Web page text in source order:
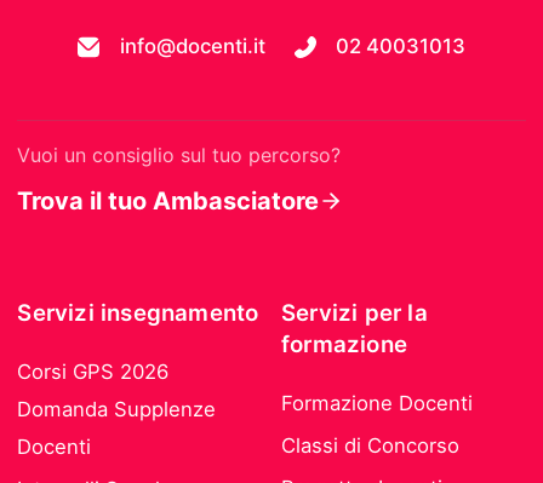
info@docenti.it 02 40031013
Vuoi un consiglio sul tuo percorso?
Trova il tuo Ambasciatore
Servizi insegnamento
Corsi GPS 2026
Domanda Supplenze
Docenti
Servizi per la
formazione
Formazione Docenti
Classi di Concorso